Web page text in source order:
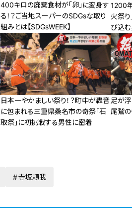
400キロの廃棄食材が「卵」に変身す
る！？ご当地スーパーのSDGsな取り
組みとは【SDGsWEEK】
1200
火祭り
び込む
日本一やかましい祭り！？町中が轟音
に包まれる三重県桑名市の奇祭「石
取祭」に初挑戦する男性に密着
足が浮
尾鷲の
寺坂頼我